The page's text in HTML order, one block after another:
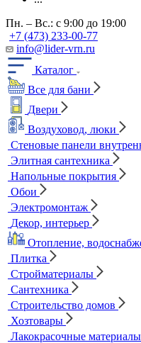
Пн. – Вс.: с 9:00 до 19:00
+7 (473) 233-00-77
info@lider-vrn.ru
Каталог
Все для бани
Двери
Воздуховод, люки
Стеновые панели
Элитная сантехника
Напольные покрытия
Обои
Электромонтаж
Декор, интерьер
Отопление,
Плитка
Стройматериалы
Сантехника
Строительство домов
Хозтовары
Лакокрасочные материалы